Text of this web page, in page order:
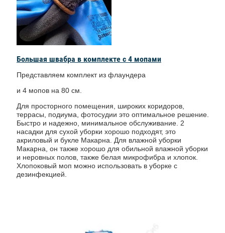
Большая швабра в комплекте с 4 мопами
Представляем комплект из флаундера
и 4 мопов на 80 см.
Для просторного помещения, широких коридоров,
террасы, подиума, фотосудии это оптимальное решение.
Быстро и надежно, минимальное обслуживание. 2
насадки для сухой уборки хорошо подходят, это
акриловый и букле Макарна. Для влажной уборки
Макарна, он также хорошо для обильной влажной уборки
и неровных полов, также белая микрофибра и хлопок.
Хлопоковый моп можно использовать в уборке с
дезинфекцией.